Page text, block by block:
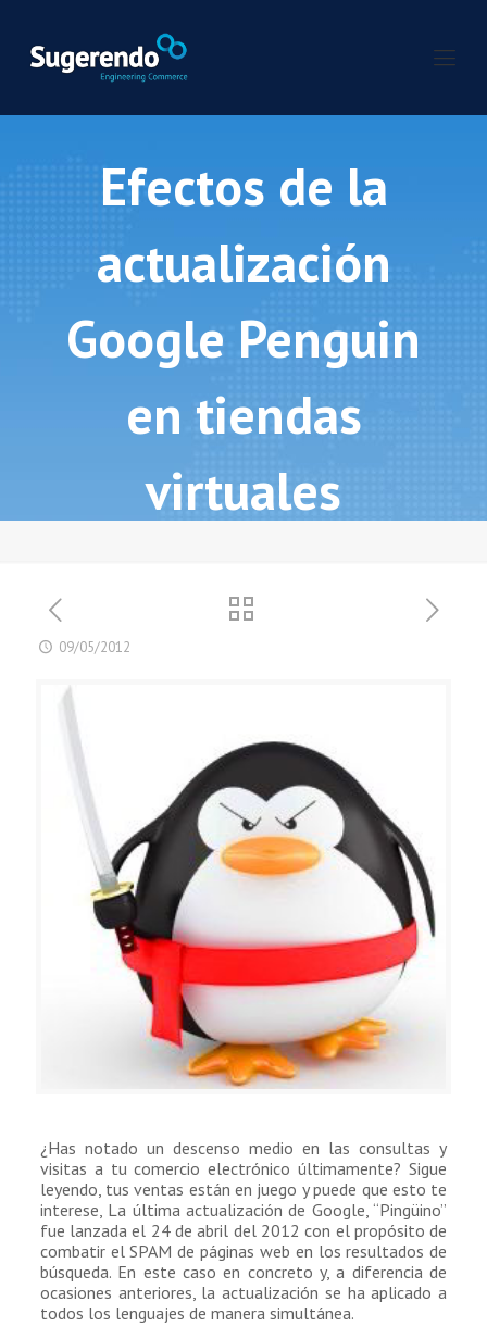
Efectos de la
actualización
Google Penguin
en tiendas
virtuales
09/05/2012
¿Has notado un descenso medio en las consultas y
visitas a tu comercio electrónico últimamente? Sigue
leyendo, tus ventas están en juego y puede que esto te
interese, La última actualización de Google, “Pingüino”
fue lanzada el 24 de abril del 2012 con el propósito de
combatir el SPAM de páginas web en los resultados de
búsqueda. En este caso en concreto y, a diferencia de
ocasiones anteriores, la actualización se ha aplicado a
todos los lenguajes de manera simultánea.